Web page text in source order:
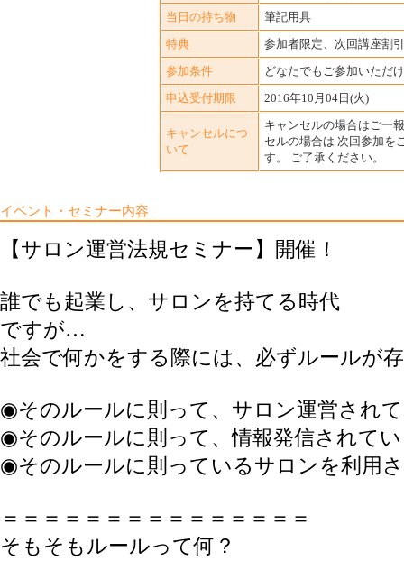
当日の持ち物
筆記用具
特典
参加者限定、次回講座割
参加条件
どなたでもご参加いただ
申込受付期限
2016年10月04日(火)
キャンセルにつ
いて
キャンセルの場合はご一
セルの場合は 次回参加を
す。 ご了承ください。
イベント・セミナー内容
【サロン運営法規セミナー】開催！
誰でも起業し、サロンを持てる時代
ですが…
社会で何かをする際には、必ずルールが
◉そのルールに則って、サロン運営され
◉そのルールに則って、情報発信されて
◉そのルールに則っているサロンを利用
＝＝＝＝＝＝＝＝＝＝＝＝＝＝＝
そもそもルールって何？